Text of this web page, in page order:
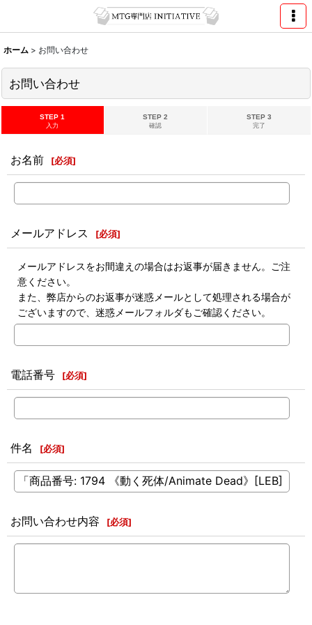
ホーム > お問い合わせ
お問い合わせ
STEP 1
入力
STEP 2
確認
STEP 3
完了
お名前 [必須]
メールアドレス [必須]
メールアドレスをお間違えの場合はお返事が届きません。ご注
意ください。
また、弊店からのお返事が迷惑メールとして処理される場合が
ございますので、迷惑メールフォルダもご確認ください。
電話番号 [必須]
件名 [必須]
お問い合わせ内容 [必須]